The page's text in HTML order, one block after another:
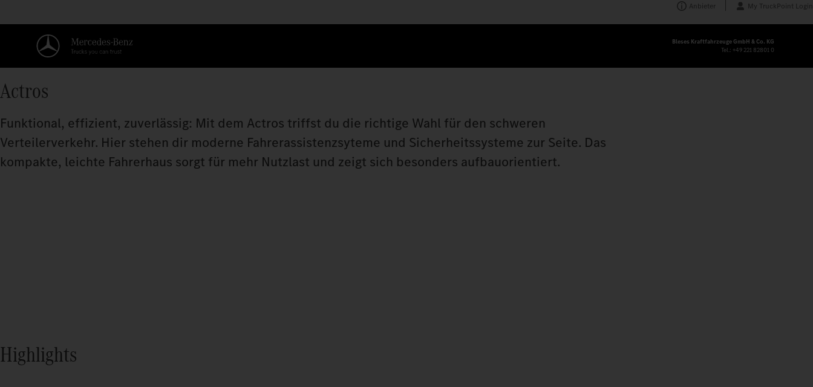
Anbieter My TruckPoint Login
Bleses Kraftfahrzeuge GmbH & Co. KG
Tel.: +49 221 82801 0
Actros
Funktional, effizient, zuverlässig: Mit dem Actros triffst du die richtige Wahl für den schweren
Verteilerverkehr. Hier stehen dir moderne Fahrerassistenzsyteme und Sicherheitssysteme zur Seite. Das
kompakte, leichte Fahrerhaus sorgt für mehr Nutzlast und zeigt sich besonders aufbauorientiert.
Highlights